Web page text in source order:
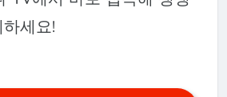
세요!